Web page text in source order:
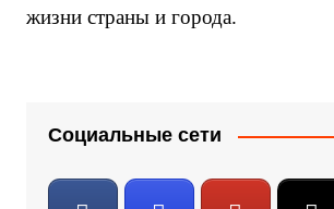
жизни страны и города.
Социальные сети